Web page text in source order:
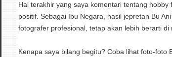
Hal terakhir yang saya komentari tentang
positif. Sebagai Ibu Negara, hasil jepretan Bu
fotografer profesional, tetap akan lebih berarti di
Kenapa saya bilang begitu? Coba lihat foto-foto